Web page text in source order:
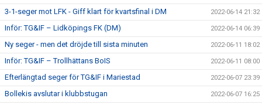
3-1-seger mot LFK - Giff klart för kvartsfinal i DM 2022-06-14 21:32
Inför: TG&IF – Lidköpings FK (DM) 2022-06-14 06:39
Ny seger - men det dröjde till sista minuten 2022-06-11 18:02
Inför: TG&IF – Trollhättans BoIS 2022-06-11 08:00
Efterlängtad seger för TG&IF i Mariestad 2022-06-07 23:39
Bollekis avslutar i klubbstugan 2022-06-07 16:25